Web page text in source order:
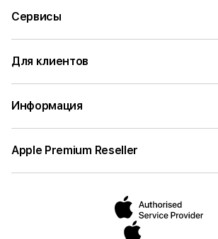
Сервисы
Для клиентов
Информация
Apple Premium Reseller